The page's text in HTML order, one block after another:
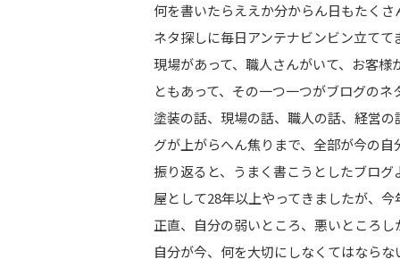
何を書いたらええか分からん日もたくさ
ネタ探しに毎日アンテナビンビン立てて
現場があって、職人さんがいて、お客
ともあって、その一つ一つがブログの
塗装の話、現場の話、職人の話、経営
グが上がらへん焦りまで、全部が今の
振り返ると、うまく書こうとしたブロ
屋として28年以上やってきましたが、
正直、自分の弱いところ、悪いところ
自分が今、何を大切にしなくてはなら